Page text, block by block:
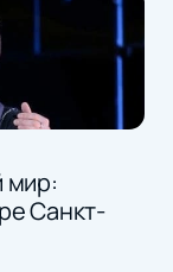
мир:
Санкт-